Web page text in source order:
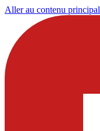
Aller au contenu principal